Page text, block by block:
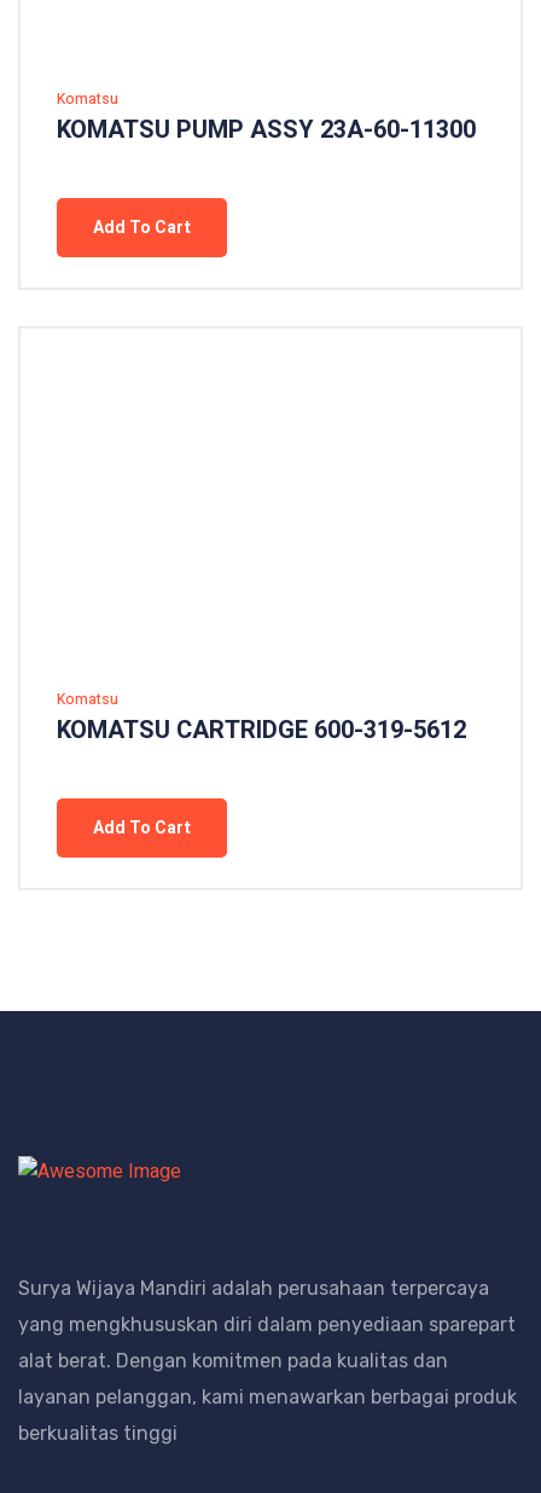
Komatsu
KOMATSU PUMP ASSY 23A-60-11300
Add To Cart
Komatsu
KOMATSU CARTRIDGE 600-319-5612
Add To Cart
Surya Wijaya Mandiri adalah perusahaan terpercaya
yang mengkhususkan diri dalam penyediaan sparepart
alat berat. Dengan komitmen pada kualitas dan
layanan pelanggan, kami menawarkan berbagai produk
berkualitas tinggi